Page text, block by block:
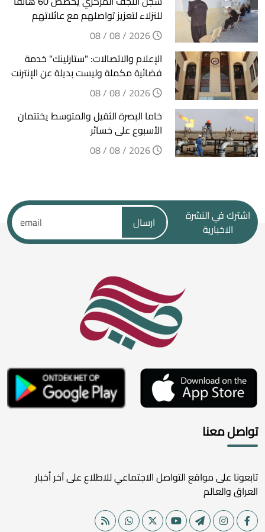
للنزلاء لتعزيز تواصلهم مع عائلاتهم
الإعلام والاتصالات: "ستارلينك" خدمة
فضائية مكملة وليست بديلة عن الإنترنت
خاما البصرة الثقيل والمتوسط يختتمان
الأسبوع على خسائر
اشترك في النشرة
الاخبارية
ارسال
تواصل معنا
تابعونا على مواقع التواصل الاجتماعي للاطلاع على آخر أخبار
العراق والعالم